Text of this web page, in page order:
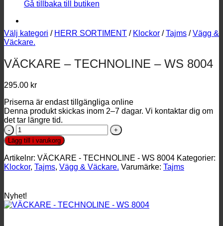
Gå tillbaka till butiken
Välj kategori / HERR SORTIMENT / Klockor / Tajms / Vägg &
Väckare.
VÄCKARE – TECHNOLINE – WS 8004
295.00 kr
Priserna är endast tillgängliga online
Denna produkt skickas inom 2–7 dagar. Vi kontaktar dig om
det tar längre tid.
VÄCKARE
-
TECHNOLINE
-
WS
8004
Lägg till i varukorg
Artikelnr: VÄCKARE - TECHNOLINE - WS 8004 Kategorier:
Klockor, Tajms, Vägg & Väckare. Varumärke: Tajms
Nyhet!